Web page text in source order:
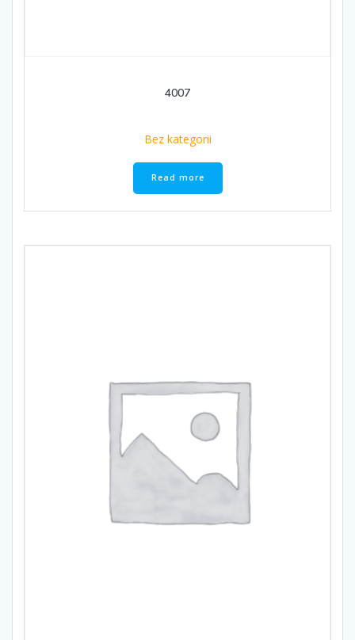
4007
Bez kategorii
Read more